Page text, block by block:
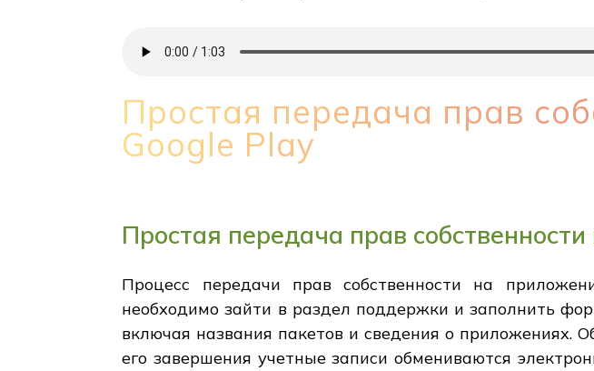
Простая передача прав
Google Play
Простая передача прав
Процесс передачи прав собственности на
необходимо зайти в раздел поддержки и заполнить
включая названия пакетов и сведения о приложениях.
его завершения учетные записи обмениваются